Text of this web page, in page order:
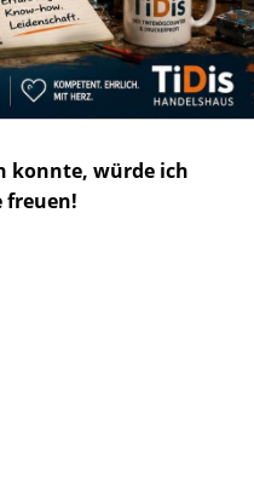
konnte, würde ich
freuen!